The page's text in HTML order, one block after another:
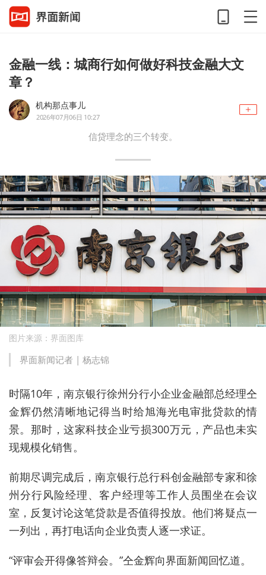
金融一线：城商行如何做好科技金融大文
章？
机构那点事儿
2026年07月06日 10:27
信贷理念的三个转变。
图片来源：界面图库
界面新闻记者 | 杨志锦
时隔10年，南京银行徐州分行小企业金融部总经理仝
金辉仍然清晰地记得当时给旭海光电审批贷款的情
景。那时，这家科技企业亏损300万元，产品也未实
现规模化销售。
前期尽调完成后，南京银行总行科创金融部专家和徐
州分行风险经理、客户经理等工作人员围坐在会议
室， 反复讨论这笔贷款是否值得投放。他们将疑点一
一列出，再打电话向企业负责人逐一求证。
“评审会开得像答辩会。”仝金辉向界面新闻回忆道。